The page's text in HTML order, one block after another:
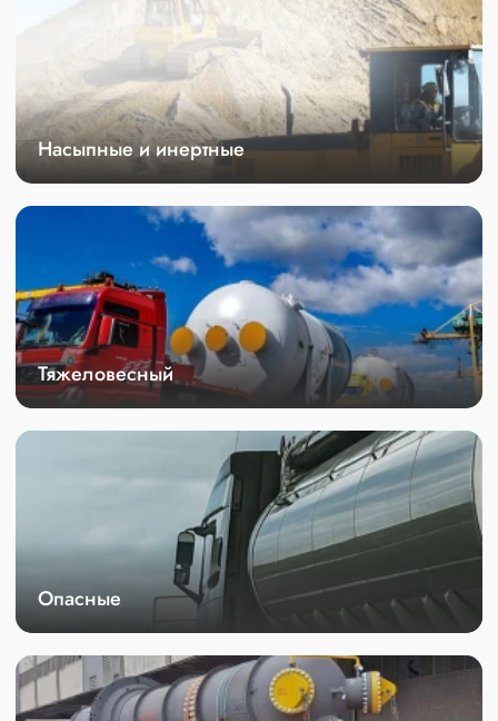
Насыпные и инертные
Тяжеловесный
Опасные